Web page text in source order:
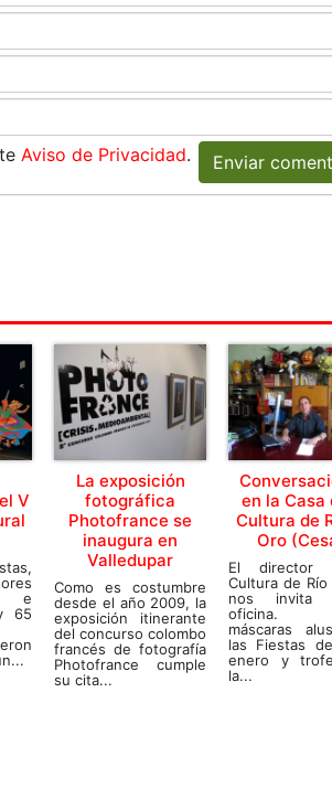
Aviso de Privacidad. Enviar
V
e
65
La exposición
fotográfica
Photofrance se
inaugura en
Valledupar
Como es costumbre
desde el año 2009, la
exposición itinerante
del concurso colombo
francés de fotografía
Photofrance cumple
su cita...
en la Casa
Cultura de
Oro
El director
Cultura de Río
nos
oficina.
máscaras
las Fiestas
enero y
la...